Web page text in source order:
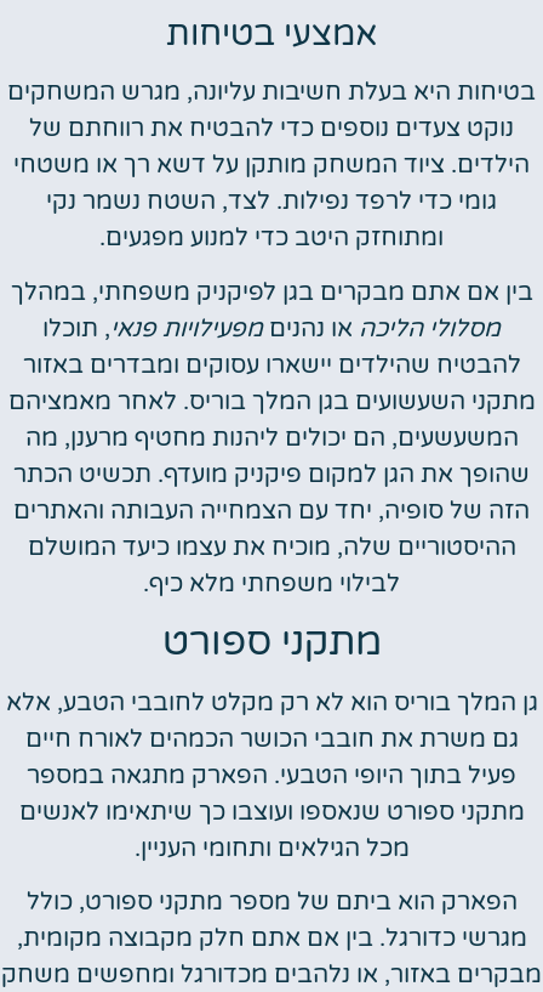
אמצעי בטיחות
בטיחות היא בעלת חשיבות עליונה, מגרש המשחקים
נוקט צעדים נוספים כדי להבטיח את רווחתם של
הילדים. ציוד המשחק מותקן על דשא רך או משטחי
גומי כדי לרפד נפילות. לצד, השטח נשמר נקי
ומתוחזק היטב כדי למנוע מפגעים.
בין אם אתם מבקרים בגן לפיקניק משפחתי, במהלך
מסלולי הליכה או נהניםמפעילויות פנאי, תוכלו
להבטיח שהילדים יישארו עסוקים ומבדרים באזור
מתקני השעשועים בגן המלך בוריס. לאחר מאמציהם
המשעשעים, הם יכולים ליהנות מחטיף מרענן, מה
שהופך את הגן למקום פיקניק מועדף. תכשיט הכתר
הזה של סופיה, יחד עם הצמחייה העבותה והאתרים
ההיסטוריים שלה, מוכיח את עצמו כיעד המושלם
לבילוי משפחתי מלא כיף.
מתקני ספורט
גן המלך בוריס הוא לא רק מקלט לחובבי הטבע, אלא
גם משרת את חובבי הכושר הכמהים לאורח חיים
פעיל בתוך היופי הטבעי. הפארק מתגאה במספר
מתקני ספורט שנאספו ועוצבו כך שיתאימו לאנשים
מכל הגילאים ותחומי העניין.
הפארק הוא ביתם של מספר מתקני ספורט, כולל
מגרשי כדורגל. בין אם אתם חלק מקבוצה מקומית,
מבקרים באזור, או נלהבים מכדורגל ומחפשים משחק